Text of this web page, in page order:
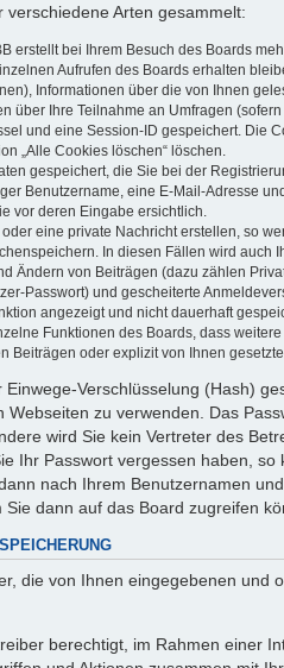
Arten gesammelt:
erstellt bei Ihrem Besuch des Boards
Aufrufen des Boards erhalten
Informationen über die von Ihnen
über Ihre Teilnahme an Umfragen
und eine Session-ID gespeichert. Die
„Alle Cookies löschen“ löschen.
gespeichert, die Sie bei der
Benutzername, eine E-Mail-Adresse
vor deren Eingabe ersichtlich.
eine private Nachricht erstellen, so
In diesen Fällen wird
Ändern von Beiträgen (dazu zählen
Passwort) und gescheiterte
angezeigt und nicht dauerhaft
Funktionen des Boards, dass
Beiträgen oder explizit von Ihnen
Verschlüsselung (Hash)
Webseiten zu verwenden. Das
wird Sie kein Vertreter des
Ihr Passwort vergessen haben,
nach Ihrem Benutzernamen
Sie dann auf das Board zugreifen
die von Ihnen eingegebenen
berechtigt, im Rahmen einer